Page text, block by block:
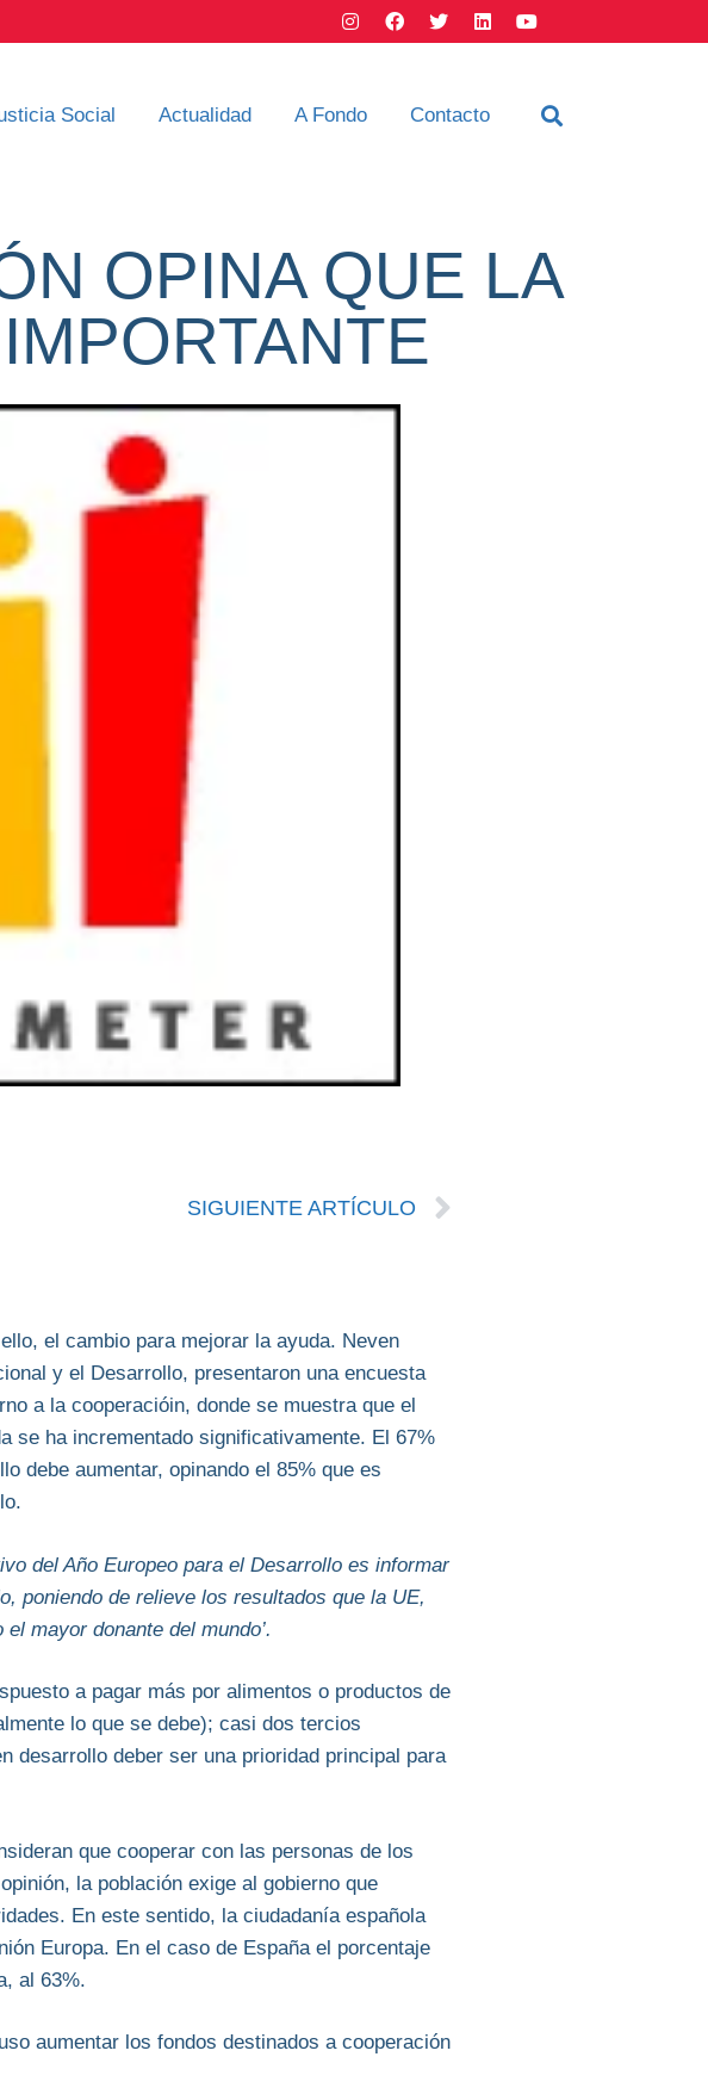
Social Actualidad A Fondo Contacto
OPINA QUE LA
SIGUIENTE ARTÍCULO
el cambio para mejorar la ayuda. Neven
y el Desarrollo, presentaron una encuesta
a la cooperacióin, donde se muestra que el
se ha incrementado significativamente. El 67%
debe aumentar, opinando el 85% que es
del Año Europeo para el Desarrollo es informar
poniendo de relieve los resultados que la UE,
mayor donante del mundo’.
a pagar más por alimentos o productos de
lo que se debe); casi dos tercios
desarrollo deber ser una prioridad principal para
que cooperar con las personas de los
la población exige al gobierno que
En este sentido, la ciudadanía española
Europa. En el caso de España el porcentaje
al 63%.
aumentar los fondos destinados a cooperación